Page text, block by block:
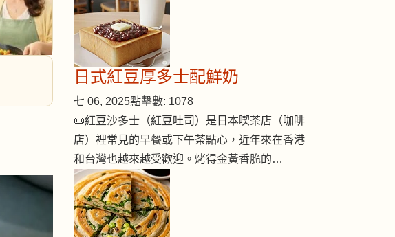
日式紅豆厚多士配鮮奶
七 06, 2025點擊數: 1078
📜紅豆沙多士（紅豆吐司）是日本喫茶店（咖啡
店）裡常見的早餐或下午茶點心，近年來在香港
和台灣也越來越受歡迎。烤得金黃香脆的…